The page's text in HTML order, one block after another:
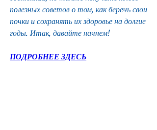
полезных советов о том, как беречь свои
почки и сохранять их здоровье на долгие
годы. Итак, давайте начнем!
ПОДРОБНЕЕ ЗДЕСЬ